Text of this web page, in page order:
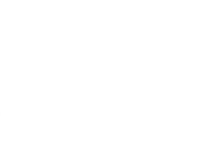
aos favoritos